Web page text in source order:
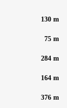
130 m
75 m
284 m
164 m
376 m